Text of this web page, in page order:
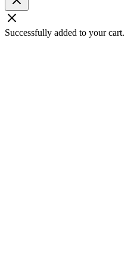
Successfully added to your cart.